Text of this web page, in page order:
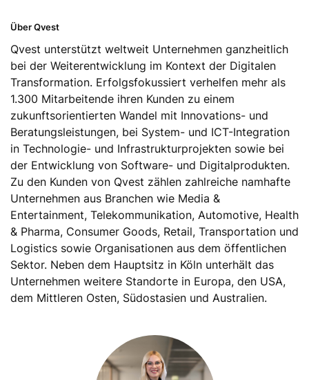
Über Qvest
Qvest unterstützt weltweit Unternehmen ganzheitlich
bei der Weiterentwicklung im Kontext der Digitalen
Transformation. Erfolgsfokussiert verhelfen mehr als
1.300 Mitarbeitende ihren Kunden zu einem
zukunftsorientierten Wandel mit Innovations- und
Beratungsleistungen, bei System- und ICT-Integration
in Technologie- und Infrastrukturprojekten sowie bei
der Entwicklung von Software- und Digitalprodukten.
Zu den Kunden von Qvest zählen zahlreiche namhafte
Unternehmen aus Branchen wie Media &
Entertainment, Telekommunikation, Automotive, Health
& Pharma, Consumer Goods, Retail, Transportation und
Logistics sowie Organisationen aus dem öffentlichen
Sektor. Neben dem Hauptsitz in Köln unterhält das
Unternehmen weitere Standorte in Europa, den USA,
dem Mittleren Osten, Südostasien und Australien.